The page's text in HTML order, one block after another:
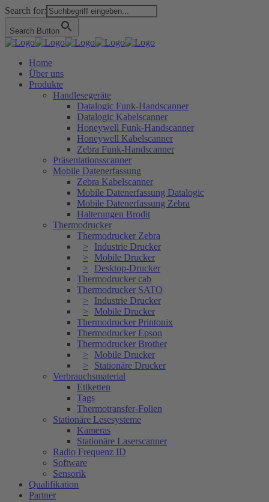
Search for:
Search Button
Home
Über uns
Produkte
Handlesegeräte
Datalogic Funk-Handscanner
Datalogic Kabelscanner
Honeywell Funk-Handscanner
Honeywell Kabelscanner
Zebra Funk-Handscanner
Präsentationsscanner
Mobile Datenerfassung
Zebra Kabelscanner
Mobile Datenerfassung Datalogic
Mobile Datenerfassung Zebra
Halterungen Brodit
Thermodrucker
Thermodrucker Zebra
Industrie Drucker
Mobile Drucker
Desktop-Drucker
Thermodrucker cab
Thermodrucker SATO
Industrie Drucker
Mobile Drucker
Thermodrucker Printonix
Thermodrucker Epson
Thermodrucker Brother
Mobile Drucker
Stationäre Drucker
Verbrauchsmaterial
Etiketten
Tags
Thermotransfer-Folien
Stationäre Lesesysteme
Kameras
Stationäre Laserscanner
Radio Frequenz ID
Software
Sensorik
Qualifikation
Partner